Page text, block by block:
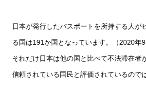
日本が発行したパスポートを所持する人が
る国は191か国となっています。（2020年9
それだけ日本は他の国と比べて不法滞在者
信頼されている国民と評価されているので